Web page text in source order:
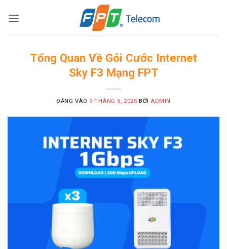
qua
Tổng Quan Về Gói Cước Internet
Sky F3 Mạng FPT
ĐĂNG VÀO 9 THÁNG 5, 2025 BỞIADMIN